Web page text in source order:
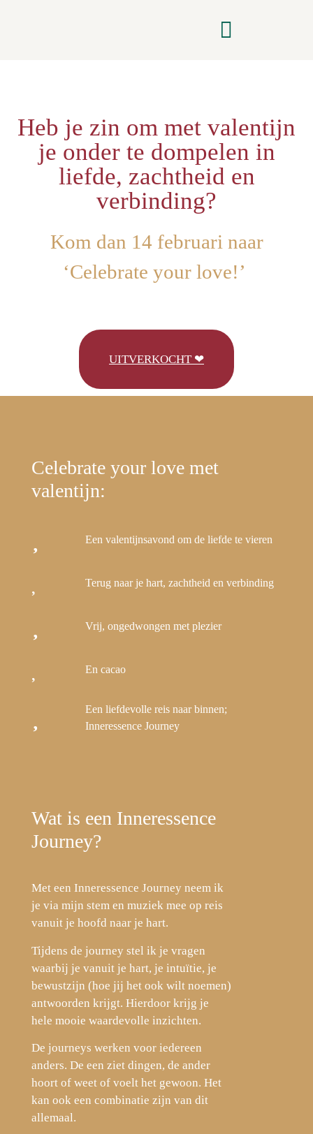
Heb je zin om met valentijn
je onder te dompelen in
liefde, zachtheid en
verbinding?
Kom dan 14 februari naar
‘Celebrate your love!’
UITVERKOCHT ❤
Celebrate your love met
valentijn:
Een valentijnsavond om de liefde te vieren
Terug naar je hart, zachtheid en verbinding
Vrij, ongedwongen met plezier
En cacao
Een liefdevolle reis naar binnen;
Inneressence Journey
Wat is een Inneressence
Journey?
Met een Inneressence Journey neem ik
je via mijn stem en muziek mee op reis
vanuit je hoofd naar je hart.
Tijdens de journey stel ik je vragen
waarbij je vanuit je hart, je intuïtie, je
bewustzijn (hoe jij het ook wilt noemen)
antwoorden krijgt. Hierdoor krijg je
hele mooie waardevolle inzichten.
De journeys werken voor iedereen
anders. De een ziet dingen, de ander
hoort of weet of voelt het gewoon. Het
kan ook een combinatie zijn van dit
allemaal.